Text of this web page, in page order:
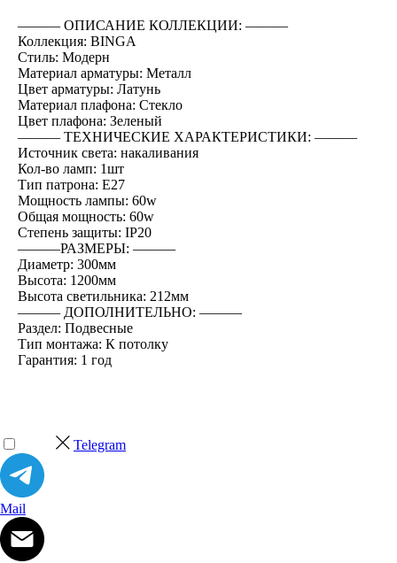
――― ОПИСАНИЕ КОЛЛЕКЦИИ: ―――
Коллекция: BINGA
Стиль: Модерн
Материал арматуры: Металл
Цвет арматуры: Латунь
Материал плафона: Стекло
Цвет плафона: Зеленый
――― ТЕХНИЧЕСКИЕ ХАРАКТЕРИСТИКИ: ―――
Источник света: накаливания
Кол-во ламп: 1шт
Тип патрона: E27
Мощность лампы: 60w
Общая мощность: 60w
Степень защиты: IP20
―――РАЗМЕРЫ: ―――
Диаметр: 300мм
Высота: 1200мм
Высота светильника: 212мм
――― ДОПОЛНИТЕЛЬНО: ―――
Раздел: Подвесные
Тип монтажа: К потолку
Гарантия: 1 год
Telegram
Mail